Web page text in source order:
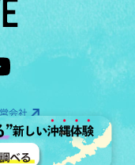
会社